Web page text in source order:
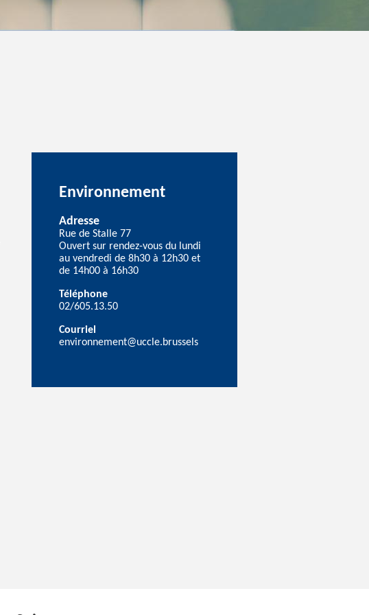
Environnement
Adresse
Rue de Stalle 77
Ouvert sur rendez-vous du lundi
au vendredi de 8h30 à 12h30 et
de 14h00 à 16h30
Téléphone
02/605.13.50
Courriel
environnement@uccle.brussels